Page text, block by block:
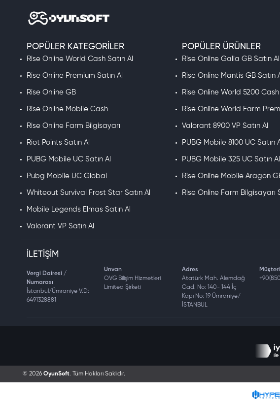
POPÜLER KATEGORILER
Rise Online World Cash Satın Al
Rise Online Premium Satın Al
Rise Online GB
Rise Online Mobile Cash
Rise Online Farm Bilgisayarı
Riot Points Satın Al
PUBG Mobile UC Satın Al
Pubg Mobile UC Global
Whiteout Survival Frost Star Satın Al
Mobile Legends Elmas Satın Al
Valorant VP Satın Al
POPÜLER ÜRÜNLER
Rise Online Galia GB Satın Al
Rise Online Mantis GB Satın
Rise Online World 5200 Cash
Rise Online World Farm
Valorant 8900 VP Satın Al
PUBG Mobile 8100 UC Satın
PUBG Mobile 325 UC Satın Al
Rise Online Mobile Aragon
Rise Online Farm Bilgisayarı
İLETIŞIM
Vergi Dairesi /
Numarası
İstanbul/Ümraniye V.D:
6491328881
Unvan
OVG Bilişim Hizmetleri
Limited Şirketi
Adres
Atatürk Mah. Alemdağ
Cad. No: 140- 144 İç
Kapı No: 19 Ümraniye/
İSTANBUL
© 2026 OyunSoft. Tüm Hakları Saklıdır.